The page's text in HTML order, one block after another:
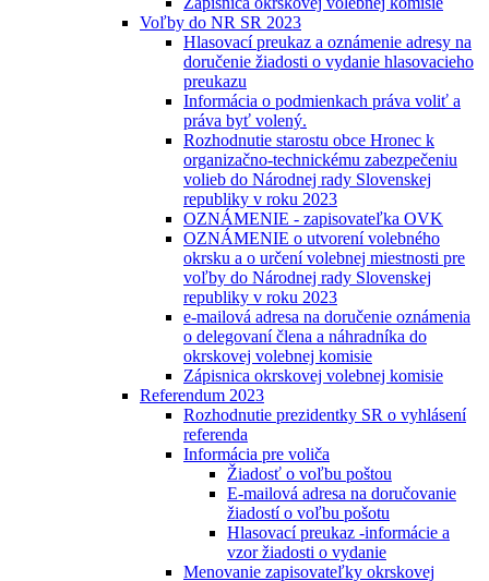
Voľby do NR SR 2023
Hlasovací preukaz a oznámenie adresy na
doručenie žiadosti o vydanie hlasovacieho
preukazu
Informácia o podmienkach práva voliť a
práva byť volený.
Rozhodnutie starostu obce Hronec k
organizačno-technickému zabezpečeniu
volieb do Národnej rady Slovenskej
republiky v roku 2023
OZNÁMENIE - zapisovateľka OVK
OZNÁMENIE o utvorení volebného
okrsku a o určení volebnej miestnosti pre
voľby do Národnej rady Slovenskej
republiky v roku 2023
e-mailová adresa na doručenie oznámenia
o delegovaní člena a náhradníka do
okrskovej volebnej komisie
Zápisnica okrskovej volebnej komisie
Referendum 2023
Rozhodnutie prezidentky SR o vyhlásení
referenda
Informácia pre voliča
Žiadosť o voľbu poštou
E-mailová adresa na doručovanie
žiadostí o voľbu pošotu
Hlasovací preukaz -informácie a
vzor žiadosti o vydanie
Menovanie zapisovateľky okrskovej